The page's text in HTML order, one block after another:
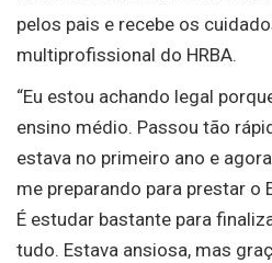
pelos pais e recebe os
multiprofissional do HRBA.
“Eu estou achando legal
ensino médio. Passou tão
estava no primeiro ano e
me preparando para prestar o
É estudar bastante para
tudo. Estava ansiosa, mas